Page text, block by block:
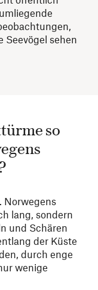
Seevögel sehen
so
Norwegens
lang, sondern
und Schären
der Küste
durch enge
wenige